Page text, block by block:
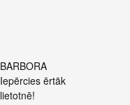
BARBORA
Iepērcies ērtāk
lietotnē!